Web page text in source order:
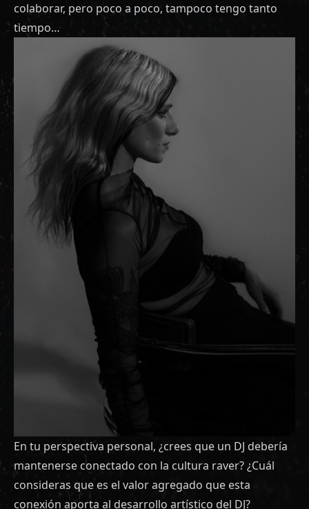
colaborar, pero poco a poco, tampoco tengo tanto
tiempo…
En tu perspectiva personal, ¿crees que un DJ debería
mantenerse conectado con la cultura raver? ¿Cuál
consideras que es el valor agregado que esta
conexión aporta al desarrollo artístico del DJ?